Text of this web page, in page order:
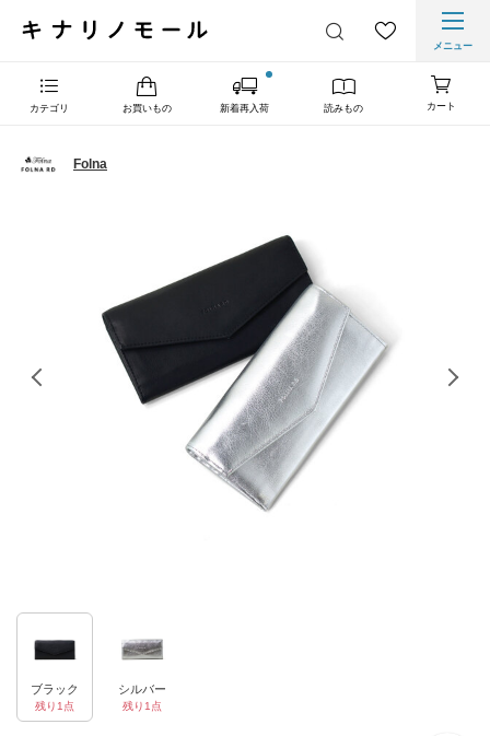
メニュー
カテゴリ お買いもの 新着再入荷 読みもの カート
Folna
ブラック
残り1点
シルバー
残り1点